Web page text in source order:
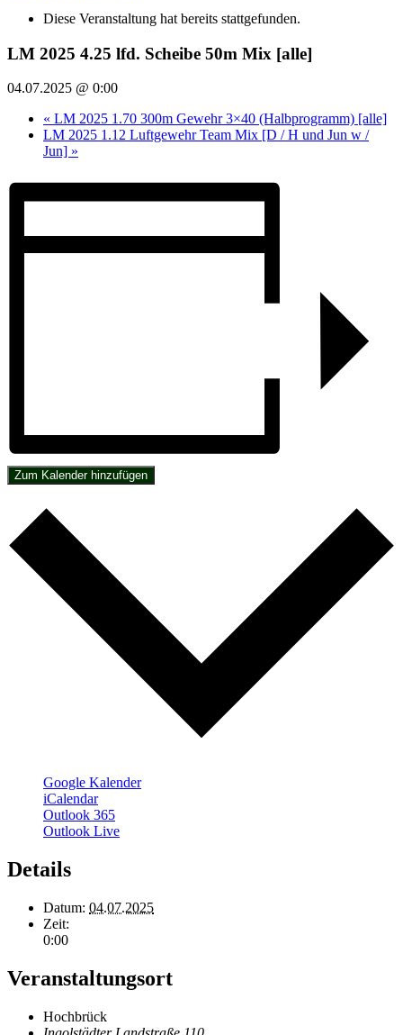
Diese Veranstaltung hat bereits stattgefunden.
LM 2025 4.25 lfd. Scheibe 50m Mix [alle]
04.07.2025 @ 0:00
« LM 2025 1.70 300m Gewehr 3×40 (Halbprogramm) [alle]
LM 2025 1.12 Luftgewehr Team Mix [D / H und Jun w /
Jun] »
Zum Kalender hinzufügen
Google Kalender
iCalendar
Outlook 365
Outlook Live
Details
Datum: 04.07.2025
Zeit:
0:00
Veranstaltungsort
Hochbrück